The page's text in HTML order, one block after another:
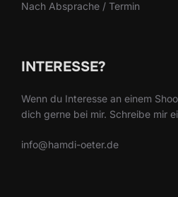
Nach Absprache / Termin
INTERESSE?
Wenn du Interesse an einem
dich gerne bei mir. Schreibe mir
info@hamdi-oeter.de